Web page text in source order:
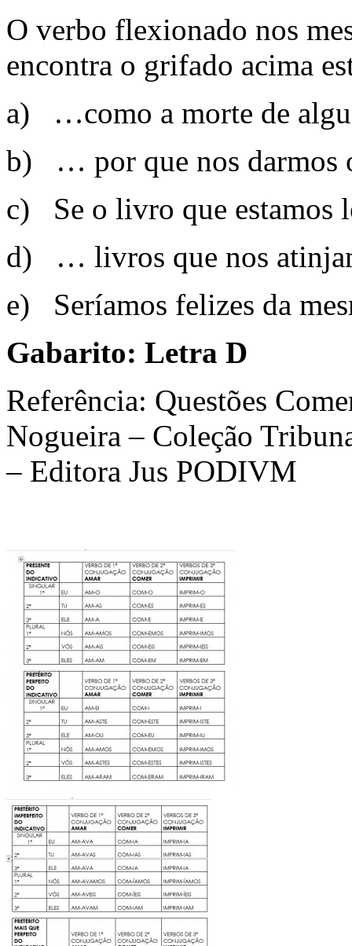
O verbo flexionado nos
encontra o grifado acima
a) …como a morte de
b) … por que nos darmos
c) Se o livro que estamos
d) … livros que nos
e) Seríamos felizes da
Gabarito: Letra D
Referência: Questões
Nogueira – Coleção
– Editora Jus PODIVM